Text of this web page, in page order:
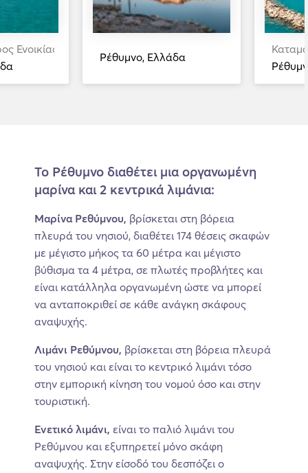
Ενοικίαση
Ρέθυμνο, Ελλάδα
Το Ρέθυμνο διαθέτει μια οργανωμένη
μαρίνα και 2 κεντρικά λιμάνια:
Μαρίνα Ρεθύμνου, βρίσκεται στη βόρεια
πλευρά του νησιού, διαθέτει 174 θέσεις σκαφών
με μέγιστο μήκος τα 60 μέτρα και μέγιστο
βύθισμα τα 4 μέτρα, σε πλωτές προβλήτες και
είναι κατάλληλα οργανωμένη ώστε να μπορεί
να ανταποκριθεί σε κάθε ανάγκη σκάφους
αναψυχής.
Λιμάνι Ρεθύμνου, βρίσκεται στη βόρεια πλευρά
του νησιού και είναι το κεντρικό λιμάνι τόσο
στην εμπορική κίνηση του νομού όσο και στην
τουριστική.
Ενετικό λιμάνι, είναι το παλιό λιμάνι του
Ρεθύμνου και εξυπηρετεί μόνο σκάφη
αναψυχής. Στην είσοδό του δεσπόζει ο